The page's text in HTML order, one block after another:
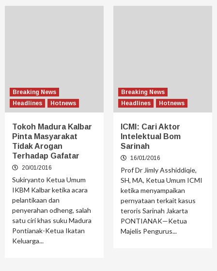
Breaking News
Headlines
Hotnews
Tokoh Madura Kalbar
Pinta Masyarakat
Tidak Arogan
Terhadap Gafatar
20/01/2016
Sukiryanto Ketua Umum
IKBM Kalbar ketika acara
pelantikaan dan
penyerahan odheng, salah
satu ciri khas suku Madura
Pontianak-Ketua Ikatan
Keluarga...
Breaking News
Headlines
Hotnews
ICMI: Cari Aktor
Intelektual Bom
Sarinah
16/01/2016
Prof Dr Jimly Asshiddiqie,
SH, MA, Ketua Umum ICMI
ketika menyampaikan
pernyataan terkait kasus
teroris Sarinah Jakarta
PONTIANAK—Ketua
Majelis Pengurus...